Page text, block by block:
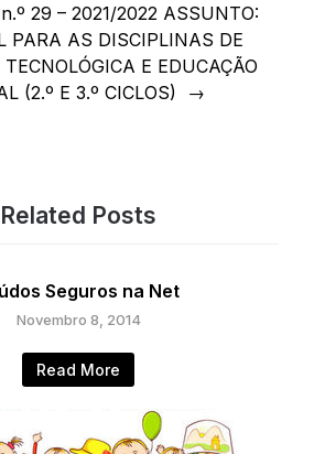
29 – 2021/2022 ASSUNTO:
PARA AS DISCIPLINAS DE
TECNOLÓGICA E EDUCAÇÃO
(2.º E 3.º CICLOS)
Related Posts
Seguros na Net
Novembro 8, 2014
Read More